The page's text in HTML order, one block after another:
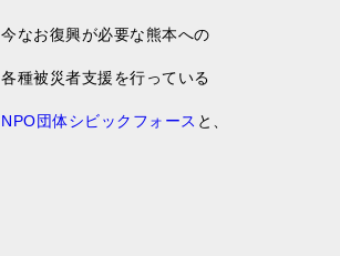
今なお復興が必要な熊本への
各種被災者支援を行っている
NPO団体シビックフォース と、